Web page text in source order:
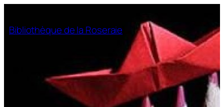
contenu
Bibliothèque de la Roseraie